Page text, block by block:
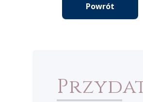
Powrót